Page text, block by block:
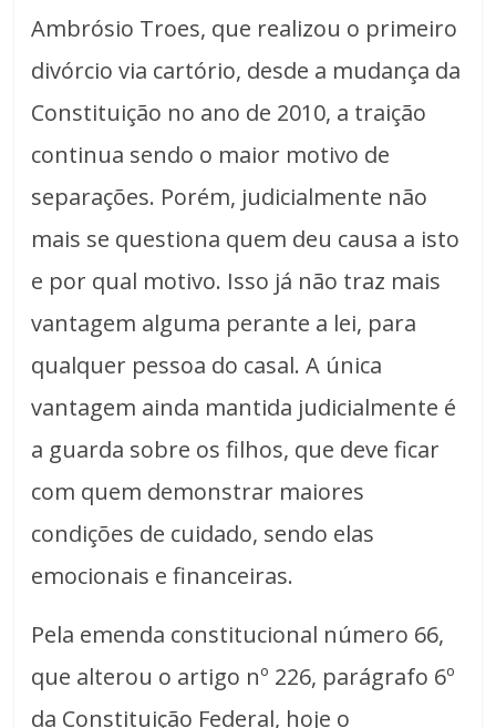
Ambrósio Troes, que realizou o primeiro
divórcio via cartório, desde a mudança da
Constituição no ano de 2010, a traição
continua sendo o maior motivo de
separações. Porém, judicialmente não
mais se questiona quem deu causa a isto
e por qual motivo. Isso já não traz mais
vantagem alguma perante a lei, para
qualquer pessoa do casal. A única
vantagem ainda mantida judicialmente é
a guarda sobre os filhos, que deve ficar
com quem demonstrar maiores
condições de cuidado, sendo elas
emocionais e financeiras.
Pela emenda constitucional número 66,
que alterou o artigo nº 226, parágrafo 6º
da Constituição Federal, hoje o